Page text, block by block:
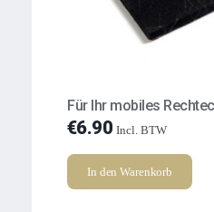
Für Ihr mobiles
€6.90 Incl. BTW
In den Warenkorb